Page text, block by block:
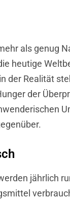
als genug
heutige
der Realität
der
jährlich